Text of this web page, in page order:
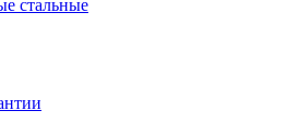
стальные